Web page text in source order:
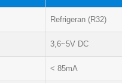
Refrigeran (R32)
3,6~5V DC
< 85mA